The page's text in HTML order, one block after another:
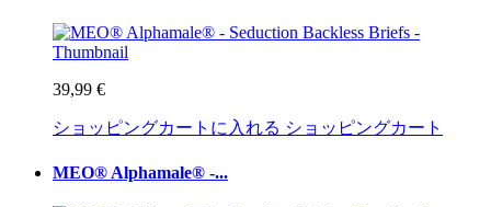
39,99 €
ショッピングカートに入れる ショッピングカート
MEO® Alphamale® -...